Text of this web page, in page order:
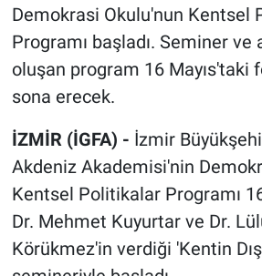
Demokrasi Okulu'nun Kentsel
Programı başladı. Seminer ve
oluşan program 16 Mayıs'taki
sona erecek.
İZMİR (İGFA) - İzmir
Akdeniz Akademisi'nin
Kentsel Politikalar Programı
Dr. Mehmet Kuyurtar ve Dr.
Körükmez'in verdiği 'Kentin